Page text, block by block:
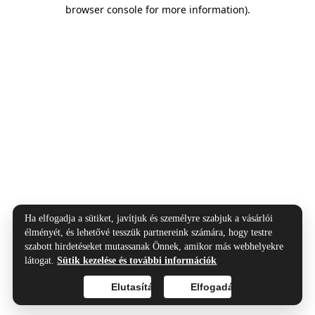
browser console for more information).
Ha elfogadja a sütiket, javítjuk és személyre szabjuk a vásárlói
élményét, és lehetővé tesszük partnereink számára, hogy testre
szabott hirdetéseket mutassanak Önnek, amikor más webhelyekre
látogat.Sütik kezelése és további információk
Elfogadás
Elutasítás